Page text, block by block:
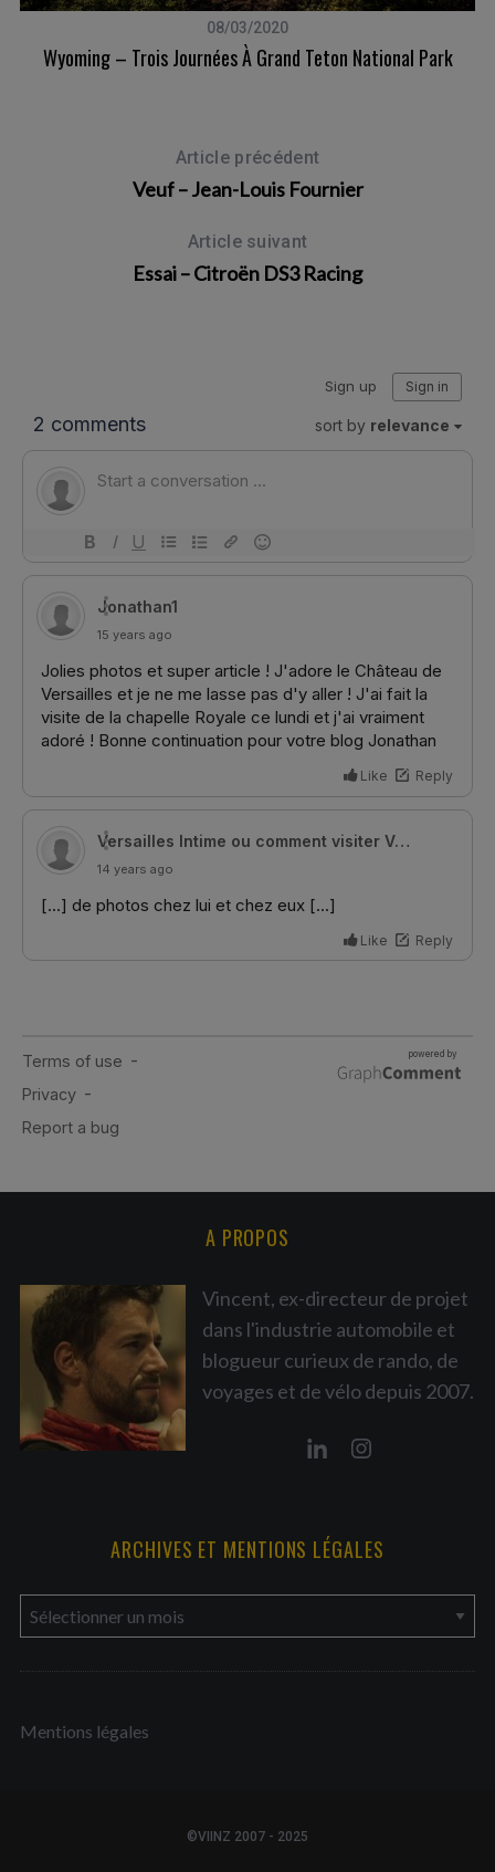
08/03/2020
Wyoming – Trois Journées À Grand Teton National Park
Article précédent
Veuf – Jean-Louis Fournier
Article suivant
Essai – Citroën DS3 Racing
A PROPOS
Vincent, ex-directeur de projet
dans l'industrie automobile et
blogueur curieux de rando, de
voyages et de vélo depuis 2007.
ARCHIVES ET MENTIONS LÉGALES
r
c
iMentions légales
©VIINZ 2007 - 2025